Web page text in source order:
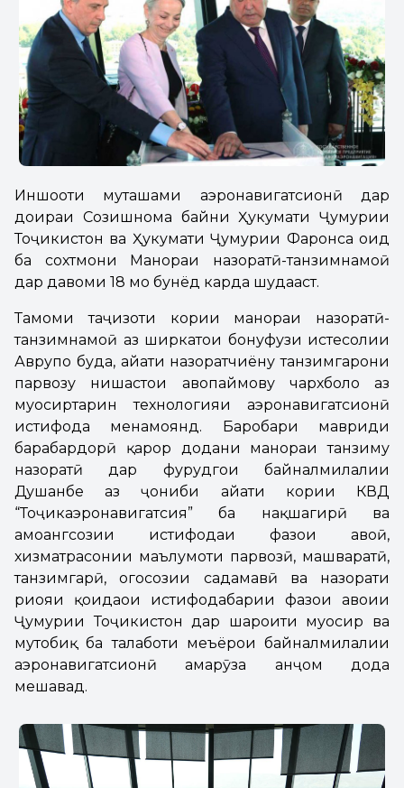
Иншооти муҳташами аэронавигатсионӣ дар
доираи Созишнома байни Ҳукумати Ҷумҳурии
Тоҷикистон ва Ҳукумати Ҷумҳурии Фаронса оид
ба сохтмони Манораи назоратӣ-танзимнамоӣ
дар давоми 18 моҳ бунёд карда шудааст.
Тамоми таҷҳизоти кории манораи назоратӣ-
танзимнамоӣ аз ширкатҳои бонуфузи истеҳсолии
Аврупо буда, ҳайати назоратчиёну танзимгарони
парвозу нишастҳои ҳавопаймову чархболҳо аз
муосиртарин технологияи аэронавигатсионӣ
истифода менамоянд. Баробари мавриди
баҳрабардорӣ қарор додани манораи танзиму
назоратӣ дар фурудгоҳи байналмилалии
Душанбе аз ҷониби ҳайати кории КВД
“Тоҷикаэронавигатсия” ба нақшагирӣ ва
ҳамоҳангсозии истифодаи фазои ҳавоӣ,
хизматрасонии маълумоти парвозӣ, машваратӣ,
танзимгарӣ, огоҳсозии садамавӣ ва назорати
риояи қоидаҳои истифодабарии фазои ҳавоии
Ҷумҳурии Тоҷикистон дар шароити муосир ва
мутобиқ ба талаботи меъёрҳои байналмилалии
аэронавигатсионӣ ҳамарӯза анҷом дода
мешавад.